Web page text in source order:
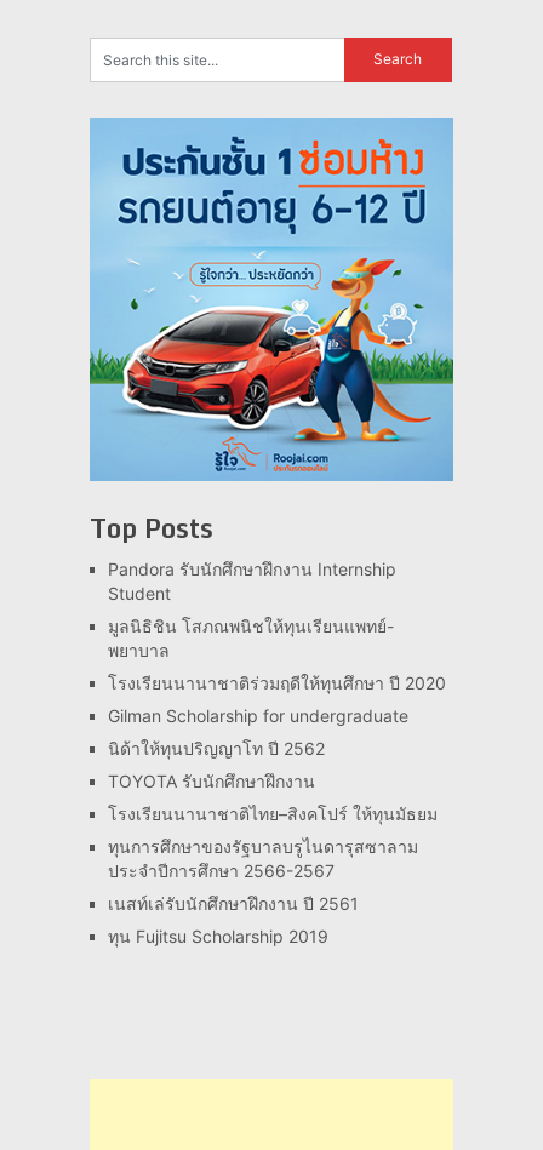
Top Posts
Pandora รับนักศึกษาฝึกงาน Internship
Student
มูลนิธิชิน โสภณพนิชให้ทุนเรียนแพทย์-
พยาบาล
โรงเรียนนานาชาติร่วมฤดีให้ทุนศึกษา ปี 2020
Gilman Scholarship for undergraduate
นิด้าให้ทุนปริญญาโท ปี 2562
TOYOTA รับนักศึกษาฝึกงาน
โรงเรียนนานาชาติไทย–สิงคโปร์ ให้ทุนมัธยม
ทุนการศึกษาของรัฐบาลบรูไนดารุสซาลาม
ประจำปีการศึกษา 2566-2567
เนสท์เล่รับนักศึกษาฝึกงาน ปี 2561
ทุน Fujitsu Scholarship 2019